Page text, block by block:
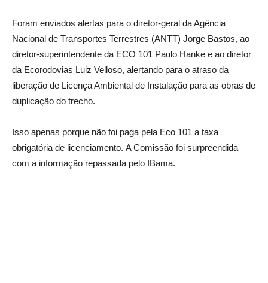
Foram enviados alertas para o diretor-geral da Agência
Nacional de Transportes Terrestres (ANTT) Jorge Bastos, ao
diretor-superintendente da ECO 101 Paulo Hanke e ao diretor
da Ecorodovias Luiz Velloso, alertando para o atraso da
liberação de Licença Ambiental de Instalação para as obras de
duplicação do trecho.
Isso apenas porque não foi paga pela Eco 101 a taxa
obrigatória de licenciamento. A Comissão foi surpreendida
com a informação repassada pelo IBama.